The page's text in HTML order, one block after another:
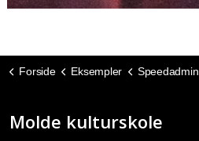
Forside Eksempler Speedadmin
Molde kulturskole